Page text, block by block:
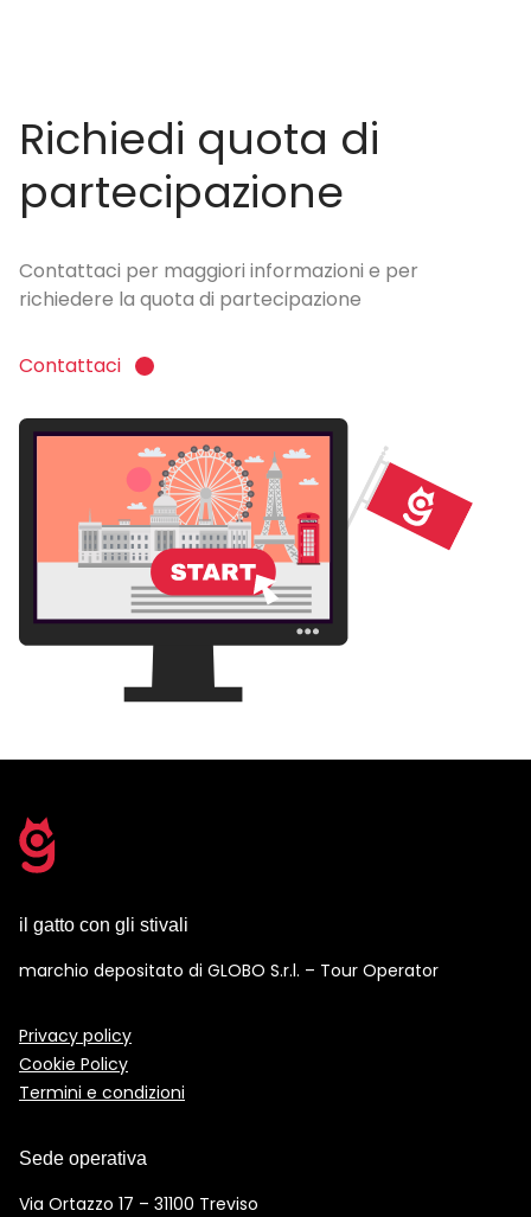
Richiedi quota di
partecipazione
Contattaci per maggiori informazioni e per
richiedere la quota di partecipazione
Contattaci
il gatto con gli stivali
marchio depositato di GLOBO S.r.l. – Tour Operator
Privacy policy
Cookie Policy
Termini e condizioni
Sede operativa
Via Ortazzo 17 – 31100 Treviso